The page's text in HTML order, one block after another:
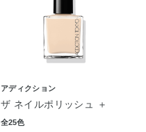
アディクション
ザ ネイルポリッシュ ＋
全25色